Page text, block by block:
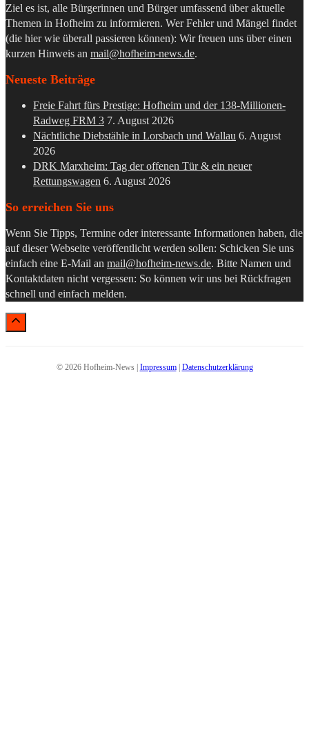
Ziel es ist, alle Bürgerinnen und Bürger umfassend über aktuelle
Themen in Hofheim zu informieren. Wer Fehler und Mängel findet
(die hier wie überall passieren können): Wir freuen uns über einen
kurzen Hinweis an mail@hofheim-news.de.
Neueste Beiträge
Freie Fahrt fürs Prestige: Hofheim und der 138-Millionen-
Radweg FRM 3 7. August 2026
Nächtliche Diebstähle in Lorsbach und Wallau 6. August
2026
DRK Marxheim: Tag der offenen Tür & ein neuer
Rettungswagen 6. August 2026
So erreichen Sie uns
Wenn Sie Tipps, Termine oder interessante Informationen haben, die
auf dieser Webseite veröffentlicht werden sollen: Schicken Sie uns
einfach eine E-Mail an mail@hofheim-news.de. Bitte Namen und
Kontaktdaten nicht vergessen: So können wir uns bei Rückfragen
schnell und einfach melden.
© 2026 Hofheim-News | Impressum| Datenschutzerklärung